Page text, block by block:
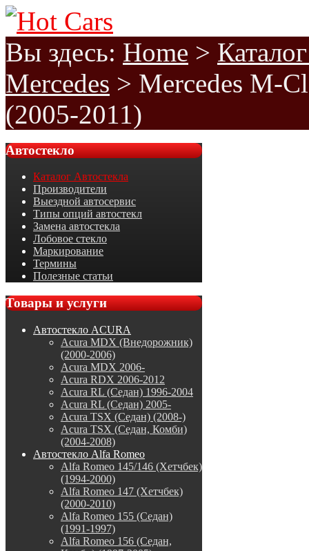
Вы здесь: Home >
Mercedes > Mercedes M-
(2005-2011)
Автостекло
Каталог Автостекла
Производители
Выездной автосервис
Типы опций автостекл
Замена автостекла
Лобовое стекло
Маркирование
Термины
Полезные статьи
Товарыи услуги
Автостекло ACURA
Acura MDX (Внедорожник)
(2000-2006)
Acura MDX 2006-
Acura RDX 2006-2012
Acura RL (Седан) 1996-2004
Acura RL (Седан) 2005-
Acura TSX (Седан) (2008-)
Acura TSX (Седан, Комби)
(2004-2008)
Автостекло Alfa Romeo
Alfa Romeo 145/146 (Хетчбек)
(1994-2000)
Alfa Romeo 147 (Хетчбек)
(2000-2010)
Alfa Romeo 155 (Седан)
(1991-1997)
Alfa Romeo 156 (Седан,